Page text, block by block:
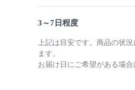
3～7日程度
上記は目安です。商品の状
ます。
お届け日にご希望がある場